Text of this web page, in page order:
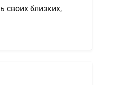
своих близких,